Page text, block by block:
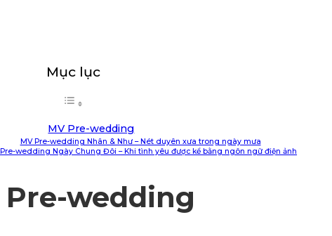
Mục lục
MV Pre-wedding
MV Pre-wedding Nhân & Như – Nét duyên xưa trong ngày mưa
Pre-wedding Ngày Chung Đôi – Khi tình yêu được kể bằng ngôn ngữ điện ảnh
Pre-wedding